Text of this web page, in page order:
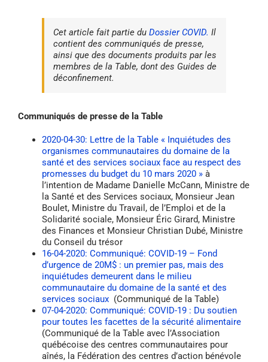
Cet article fait partie du Dossier COVID. Il
contient des communiqués de presse,
ainsi que des documents produits par les
membres de la Table, dont des Guides de
déconfinement.
Communiqués de presse de la Table
2020-04-30: Lettre de la Table « Inquiétudes des
organismes communautaires du domaine de la
santé et des services sociaux face au respect des
promesses du budget du 10 mars 2020 » à
l’intention de Madame Danielle McCann, Ministre de
la Santé et des Services sociaux, Monsieur Jean
Boulet, Ministre du Travail, de l’Emploi et de la
Solidarité sociale, Monsieur Éric Girard, Ministre
des Finances et Monsieur Christian Dubé, Ministre
du Conseil du trésor
16-04-2020: Communiqué: COVID-19 – Fond
d’urgence de 20M$ : un premier pas, mais des
inquiétudes demeurent dans le milieu
communautaire du domaine de la santé et des
services sociaux (Communiqué de la Table)
07-04-2020: Communiqué: COVID-19 : Du soutien
pour toutes les facettes de la sécurité alimentaire
(Communiqué de la Table avec l’Association
québécoise des centres communautaires pour
aînés, la Fédération des centres d’action bénévole